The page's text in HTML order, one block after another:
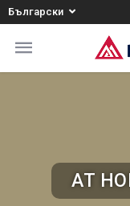
Български
AT